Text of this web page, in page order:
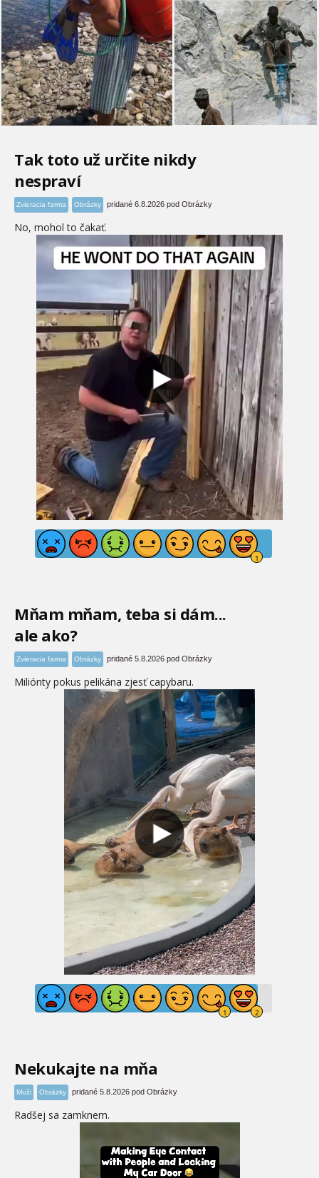
Tak toto už určite nikdy
nespraví
Zvieracia farma Obrázky pridané 6.8.2026 pod Obrázky
No, mohol to čakať.
Mňam mňam, teba si dám...
ale ako?
Zvieracia farma Obrázky pridané 5.8.2026 pod Obrázky
Miliónty pokus pelikána zjesť capybaru.
Nekukajte na mňa
Muži Obrázky pridané 5.8.2026 pod Obrázky
Radšej sa zamknem.